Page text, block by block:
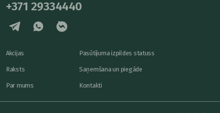
+371 29334440
Akcijas
Raksts
Par mums
Pasūtījuma izpildes statuss
Saņemšana un piegāde
Kontakti